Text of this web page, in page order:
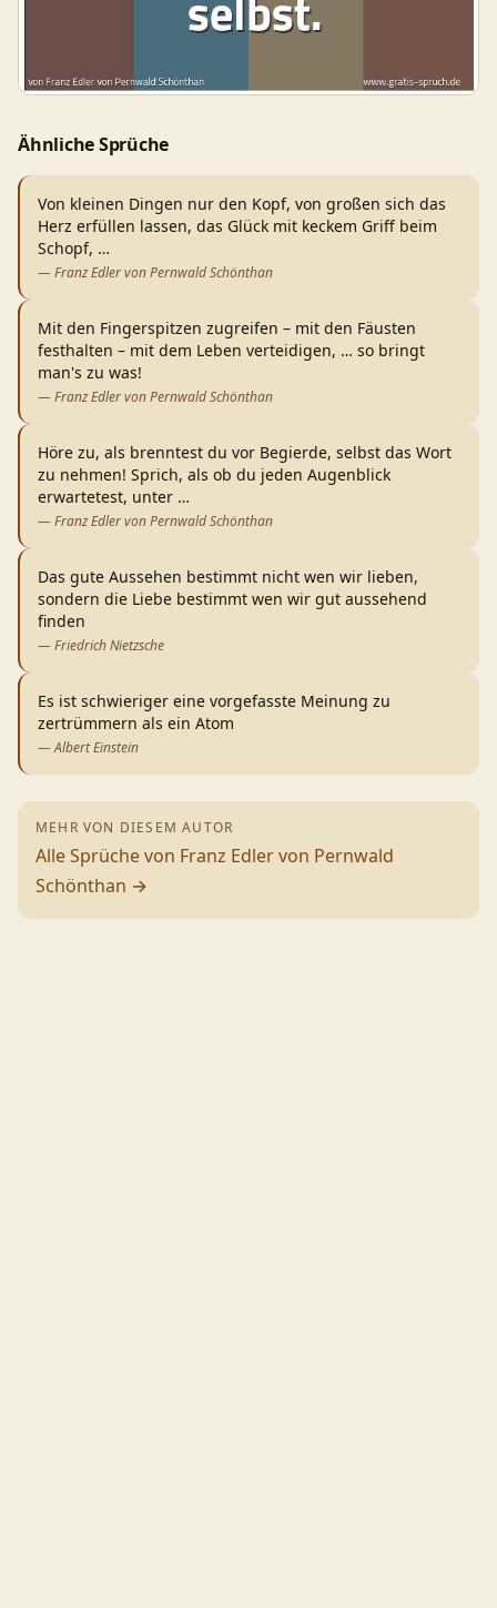
Ähnliche Sprüche
Von kleinen Dingen nur den Kopf, von großen sich das
Herz erfüllen lassen, das Glück mit keckem Griff beim
Schopf, …
— Franz Edler von Pernwald Schönthan
Mit den Fingerspitzen zugreifen – mit den Fäusten
festhalten – mit dem Leben verteidigen, … so bringt
man's zu was!
— Franz Edler von Pernwald Schönthan
Höre zu, als brenntest du vor Begierde, selbst das Wort
zu nehmen! Sprich, als ob du jeden Augenblick
erwartetest, unter …
— Franz Edler von Pernwald Schönthan
Das gute Aussehen bestimmt nicht wen wir lieben,
sondern die Liebe bestimmt wen wir gut aussehend
finden
— Friedrich Nietzsche
Es ist schwieriger eine vorgefasste Meinung zu
zertrümmern als ein Atom
—Albert Einstein
MEHR VON DIESEM AUTOR
Alle Sprüche von Franz Edler von Pernwald
Schönthan →